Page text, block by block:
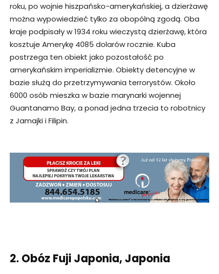
roku, po wojnie hiszpańsko-amerykańskiej, a dzierżawę
można wypowiedzieć tylko za obopólną zgodą. Oba
kraje podpisały w 1934 roku wieczystą dzierżawę, która
kosztuje Amerykę 4085 dolarów rocznie. Kuba
postrzega ten obiekt jako pozostałość po
amerykańskim imperializmie. Obiekty detencyjne w
bazie służą do przetrzymywania terrorystów. Około
6000 osób mieszka w bazie marynarki wojennej
Guantanamo Bay, a ponad jedna trzecia to robotnicy
z Jamajki i Filipin.
2. Obóz Fuji Japonia, Japonia